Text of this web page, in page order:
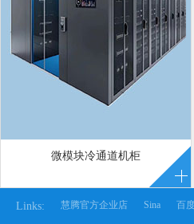
微模块冷通道机柜
Links: 慧腾官方企业店 Sina 百